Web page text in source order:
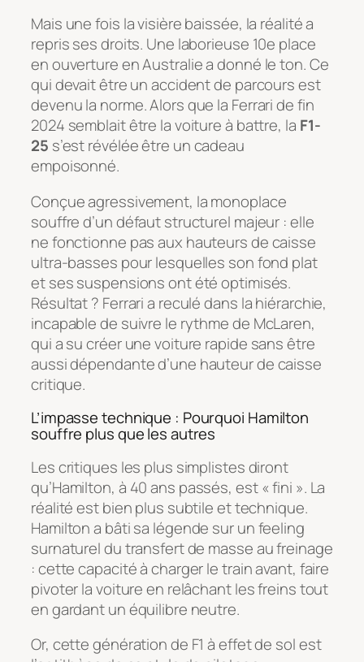
Mais une fois la visière baissée, la réalité a
repris ses droits. Une laborieuse 10e place
en ouverture en Australie a donné le ton. Ce
qui devait être un accident de parcours est
devenu la norme. Alors que la Ferrari de fin
2024 semblait être la voiture à battre, la F1-
25 s’est révélée être un cadeau
empoisonné.
Conçue agressivement, la monoplace
souffre d’un défaut structurel majeur : elle
ne fonctionne pas aux hauteurs de caisse
ultra-basses pour lesquelles son fond plat
et ses suspensions ont été optimisés.
Résultat ? Ferrari a reculé dans la hiérarchie,
incapable de suivre le rythme de McLaren,
qui a su créer une voiture rapide sans être
aussi dépendante d’une hauteur de caisse
critique.
L’impasse technique : Pourquoi Hamilton
souffre plus que les autres
Les critiques les plus simplistes diront
qu’Hamilton, à 40 ans passés, est « fini ». La
réalité est bien plus subtile et technique.
Hamilton a bâti sa légende sur un feeling
surnaturel du transfert de masse au freinage
: cette capacité à charger le train avant, faire
pivoter la voiture en relâchant les freins tout
en gardant un équilibre neutre.
Or, cette génération de F1 à effet de sol est